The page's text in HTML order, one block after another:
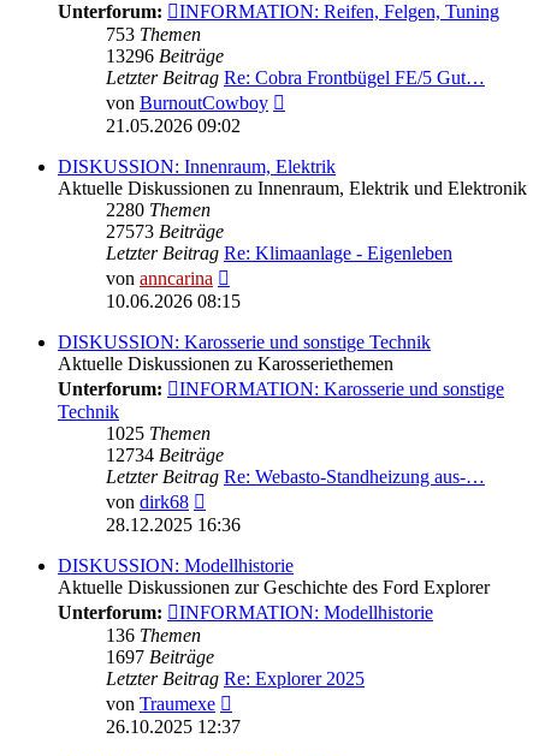
Unterforum:
INFORMATION: Reifen, Felgen, Tuning
753 Themen
13296 Beiträge
Letzter Beitrag Re: Cobra Frontbügel FE/5 Gut…
von BurnoutCowboy
21.05.2026 09:02
DISKUSSION: Innenraum, Elektrik
Aktuelle Diskussionen zu Innenraum, Elektrik und Elektronik
2280 Themen
27573 Beiträge
Letzter Beitrag Re: Klimaanlage - Eigenleben
von anncarina
Beitrag
10.06.2026 08:15
DISKUSSION: Karosserie und sonstige Technik
Aktuelle Diskussionen zu Karosseriethemen
Unterforum:
INFORMATION: Karosserie und sonstige
Technik
1025 Themen
12734 Beiträge
Letzter Beitrag Re: Webasto-Standheizung aus-…
von dirk68
Beitrag
28.12.2025 16:36
DISKUSSION: Modellhistorie
Aktuelle Diskussionen zur Geschichte des Ford Explorer
Unterforum:
INFORMATION: Modellhistorie
136 Themen
1697 Beiträge
Letzter Beitrag Re: Explorer 2025
von Traumexe
Beitrag
26.10.2025 12:37